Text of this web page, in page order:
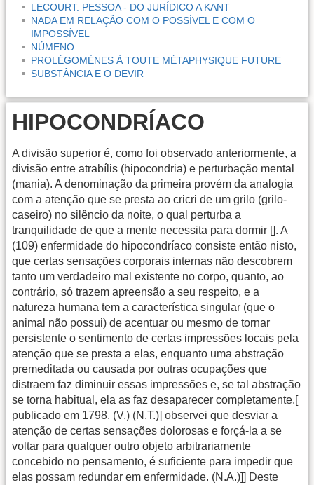
LECOURT: PESSOA - DO JURÍDICO A KANT
NADA EM RELAÇÃO COM O POSSÍVEL E COM O
IMPOSSÍVEL
NÚMENO
PROLÉGOMÈNES À TOUTE MÉTAPHYSIQUE FUTURE
SUBSTÂNCIA E O DEVIR
HIPOCONDRÍACO
A divisão superior é, como foi observado anteriormente, a
divisão entre atrabílis (hipocondria) e perturbação mental
(mania). A denominação da primeira provém da analogia
com a atenção que se presta ao cricri de um grilo (grilo-
caseiro) no silêncio da noite, o qual perturba a
tranquilidade de que a mente necessita para dormir []. A
(109) enfermidade do hipocondríaco consiste então nisto,
que certas sensações corporais internas não descobrem
tanto um verdadeiro mal existente no corpo, quanto, ao
contrário, só trazem apreensão a seu respeito, e a
natureza humana tem a característica singular (que o
animal não possui) de acentuar ou mesmo de tornar
persistente o sentimento de certas impressões locais pela
atenção que se presta a elas, enquanto uma abstração
premeditada ou causada por outras ocupações que
distraem faz diminuir essas impressões e, se tal abstração
se torna habitual, ela as faz desaparecer completamente.[
publicado em 1798. (V.) (N.T.)] observei que desviar a
atenção de certas sensações dolorosas e forçá-la a se
voltar para qualquer outro objeto arbitrariamente
concebido no pensamento, é suficiente para impedir que
elas possam redundar em enfermidade. (N.A.)]] Deste